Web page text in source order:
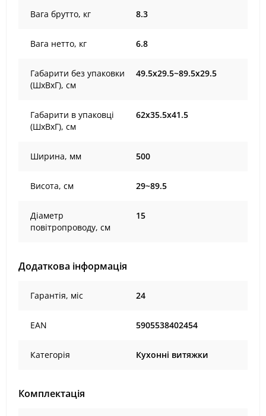
Вага брутто, кг 8.3
Вага нетто, кг 6.8
Габарити без упаковки
(ШхВхГ), cм
49.5х29.5~89.5х29.5
Габарити в упаковці
(ШхВхГ), cм
62х35.5х41.5
Ширина, мм 500
Висота, см 29~89.5
Діаметр
повітропроводу, см
15
Додаткова інформація
Гарантія, міс 24
EAN 5905538402454
Категорія Кухонні витяжки
Комплектація